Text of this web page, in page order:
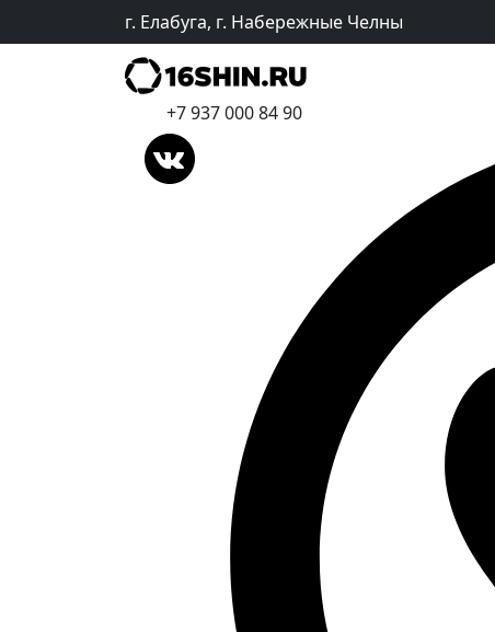
г. Елабуга, г. Набережные Челны
+7 937 000 84 90